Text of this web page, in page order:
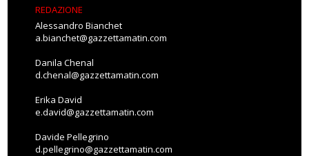
REDAZIONE
Alessandro Bianchet
a.bianchet@gazzettamatin.com
Danila Chenal
d.chenal@gazzettamatin.com
Erika David
e.david@gazzettamatin.com
Davide Pellegrino
d.pellegrino@gazzettamatin.com